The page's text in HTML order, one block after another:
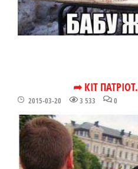
➦ КІТ ПАТРІОТ.
2015-03-20 3 533 0